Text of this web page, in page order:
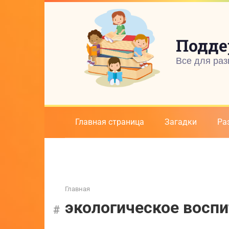
Все для
Главная страница Загадки
Главная
экологическое